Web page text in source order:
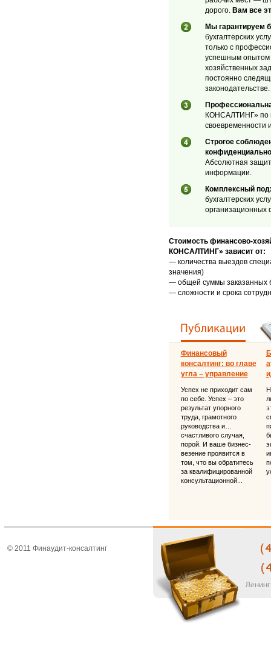
дорого. Вам все
Мы гарантируем
бухгалтерских
только с
успешным опытом
хозяйственных
постоянно
законодательстве.
КОНСАЛТИНГ» по
своевременности
Строгое
Абсолютная
информации.
Комплексный
бухгалтерских
организационных
Стоимость финансово-
КОНСАЛТИНГ» зависит от:
— количества выездов
значения)
— общей суммы заказанных
— сложности и срока
Финансовый
консалтинг: во главе
угла – управление
Успех не приходит сам
по себе. Успех – это
результат упорного
труда, грамотного
руководства и…
счастливого случая,
порой. И ваше бизнес-
везение проявится в
том, что вы обратитесь
за квалифицированной
консультационной...
© 2011 Финаудит-консалтинг